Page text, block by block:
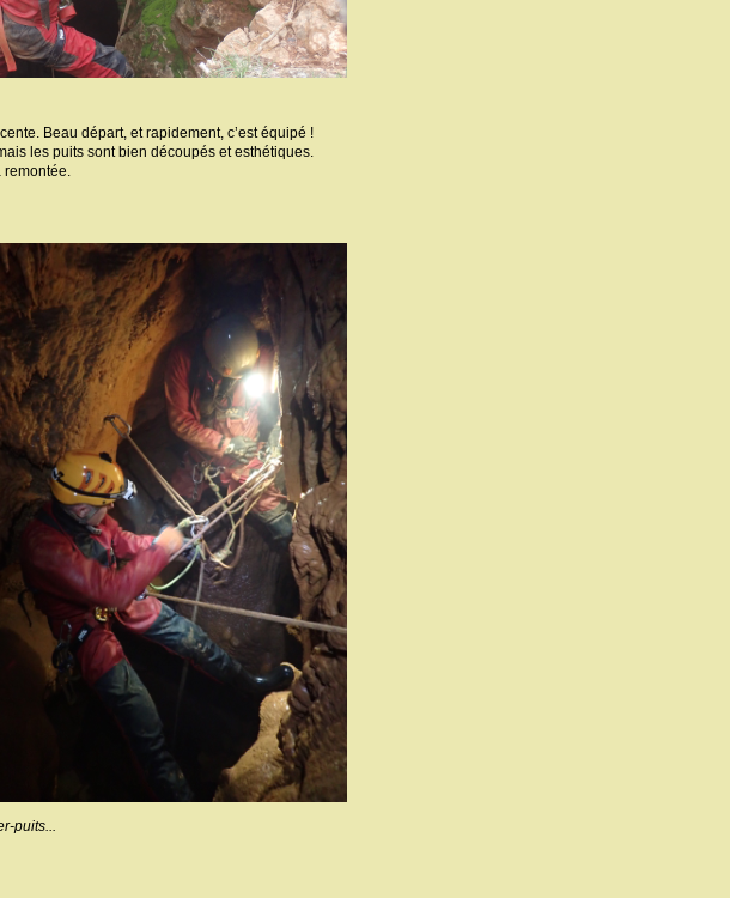
Beau départ, et rapidement, c’est équipé !
les puits sont bien découpés et esthétiques.
remontée.
puits...